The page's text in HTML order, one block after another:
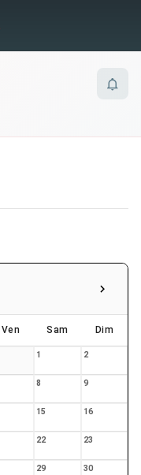
Ven Sam Dim
1 2
8 9
15 16
22 23
29 30